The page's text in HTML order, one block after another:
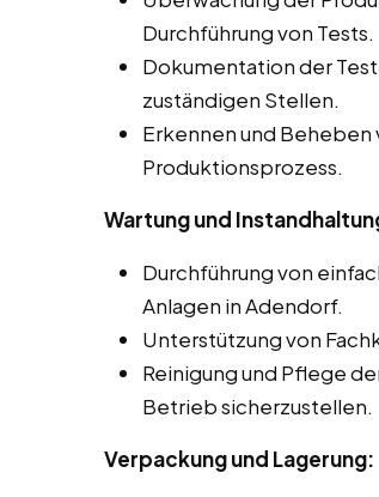
Durchführung von Tests.
Dokumentation der
zuständigen Stellen.
Erkennen und
Produktionsprozess.
Wartung und
Durchführung von
Anlagen in Adendorf.
Unterstützung von
Reinigung und Pflege
Betrieb sicherzustellen.
Verpackung und Lagerung: